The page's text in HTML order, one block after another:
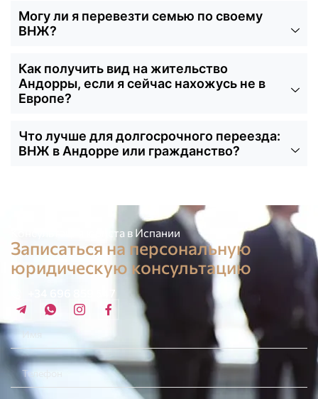
Могу ли я перевезти семью по своему
ВНЖ?
Как получить вид на жительство
Андорры, если я сейчас нахожусь не в
Европе?
Что лучше для долгосрочного переезда:
ВНЖ в Андорре или гражданство?
Консультация юриста в Испании
Записаться на персональную
юридическую консультацию